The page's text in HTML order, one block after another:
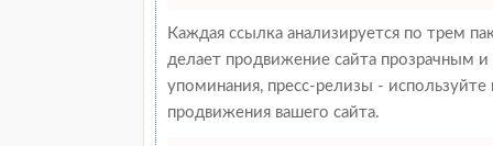
Каждая ссылка анализируется по трем
делает продвижение сайта прозрачным
упоминания, пресс-релизы -
продвижения вашего сайта.